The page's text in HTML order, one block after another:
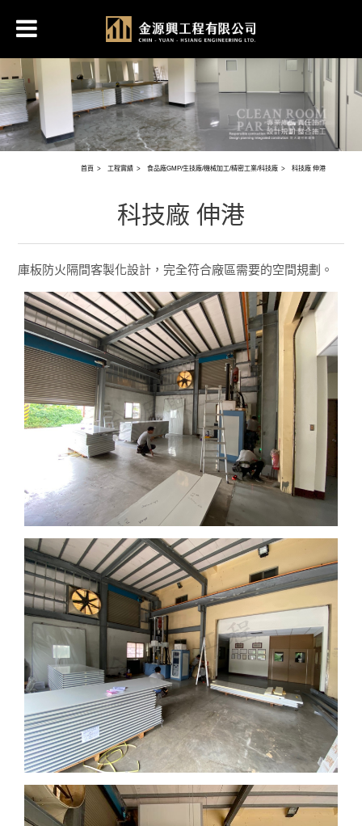
首頁 工程實績 食品廠GMP/生技廠/機械加工/精密工業/科技廠 科技廠 伸港
科技廠 伸港
庫板防火隔間客製化設計，完全符合廠區需要的空間規劃。